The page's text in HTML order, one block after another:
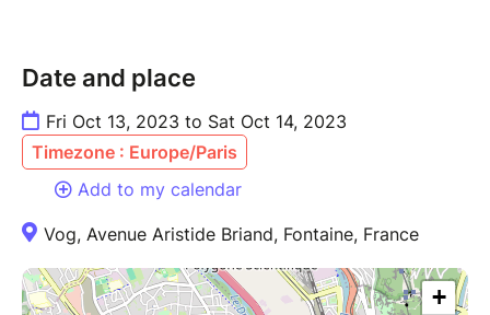
Date and place
Fri Oct 13, 2023 to Sat Oct 14, 2023
Timezone : Europe/Paris
Add to my calendar
Vog, Avenue Aristide Briand, Fontaine, France
+